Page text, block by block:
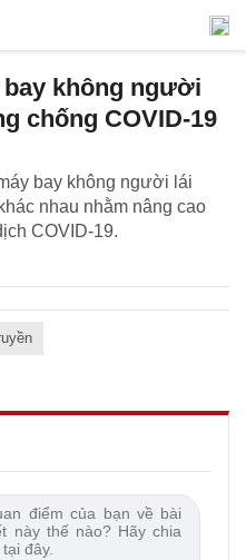
bay không người
chống COVID-19
bay không người lái
nhau nhằm nâng cao
COVID-19.